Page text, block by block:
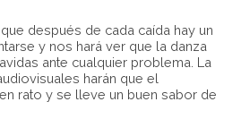
después de cada caída hay un
y nos hará ver que la danza
ante cualquier problema. La
harán que el
rato y se lleve un buen sabor de